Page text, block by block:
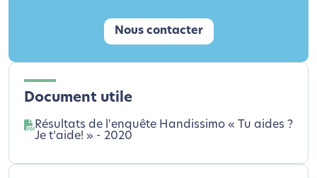
Nous contacter
Document utile
Résultats de l'enquête Handissimo « Tu aides ?
Je t’aide! » - 2020